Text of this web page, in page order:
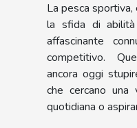
La pesca
la sfida di
affascinante
competitivo.
ancora oggi
che cercano
quotidiana o